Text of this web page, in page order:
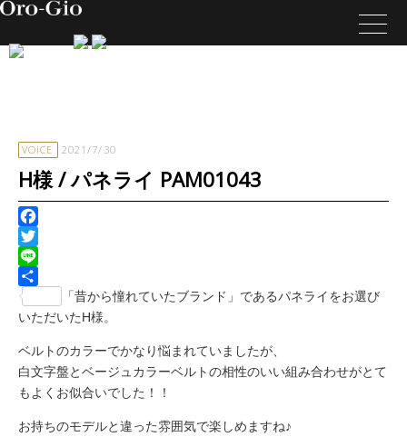
VOICE 2021/7/30
H様 / パネライ PAM01043
Facebook
Twitter
Line
共
有
「昔から憧れていたブランド」であるパネライをお選び
いただいたH様。
ベルトのカラーでかなり悩まれていましたが、
白文字盤とベージュカラーベルトの相性のいい組み合わせがとて
もよくお似合いでした！！
お持ちのモデルと違った雰囲気で楽しめますね♪